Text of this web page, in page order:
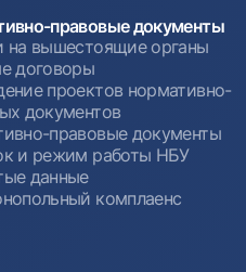
правовые документы
на вышестоящие органы
договоры
проектов нормативно-
документов
правовые документы
и режим работы НБУ
данные
комплаенс